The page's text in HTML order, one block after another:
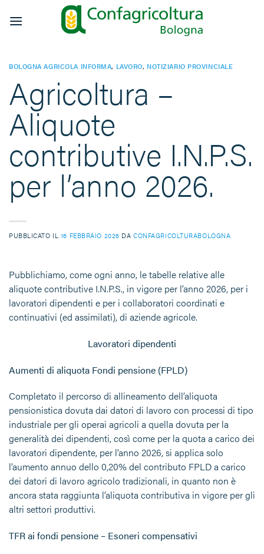
BOLOGNA AGRICOLA INFORMA, LAVORO, NOTIZIARIO PROVINCIALE
Agricoltura –
Aliquote
contributive I.N.P.S.
per l’anno 2026.
PUBBLICATO IL 16 FEBBRAIO 2026 DACONFAGRICOLTURABOLOGNA
Pubblichiamo, come ogni anno, le tabelle relative alle
aliquote contributive I.N.P.S., in vigore per l’anno 2026, per i
lavoratori dipendenti e per i collaboratori coordinati e
continuativi (ed assimilati), di aziende agricole.
Lavoratori dipendenti
Aumenti di aliquota Fondi pensione (FPLD)
Completato il percorso di allineamento dell’aliquota
pensionistica dovuta dai datori di lavoro con processi di tipo
industriale per gli operai agricoli a quella dovuta per la
generalità dei dipendenti, così come per la quota a carico dei
lavoratori dipendente, per l’anno 2026, si applica solo
l’aumento annuo dello 0,20% del contributo FPLD a carico
dei datori di lavoro agricolo tradizionali, in quanto non è
ancora stata raggiunta l’aliquota contributiva in vigore per gli
altri settori produttivi.
TFR ai fondi pensione – Esoneri compensativi